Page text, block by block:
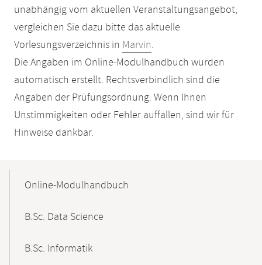
unabhängig vom aktuellen Veranstaltungsangebot,
vergleichen Sie dazu bitte das aktuelle
Vorlesungsverzeichnis in Marvin.
Die Angaben im Online-Modulhandbuch wurden
automatisch erstellt. Rechtsverbindlich sind die
Angaben der Prüfungsordnung. Wenn Ihnen
Unstimmigkeiten oder Fehler auffallen, sind wir für
Hinweise dankbar.
NavigationOnline-Modulhandbuch
B.Sc. Data Science
B.Sc. Informatik